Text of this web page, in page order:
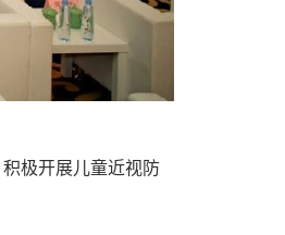
极开展儿童近视防